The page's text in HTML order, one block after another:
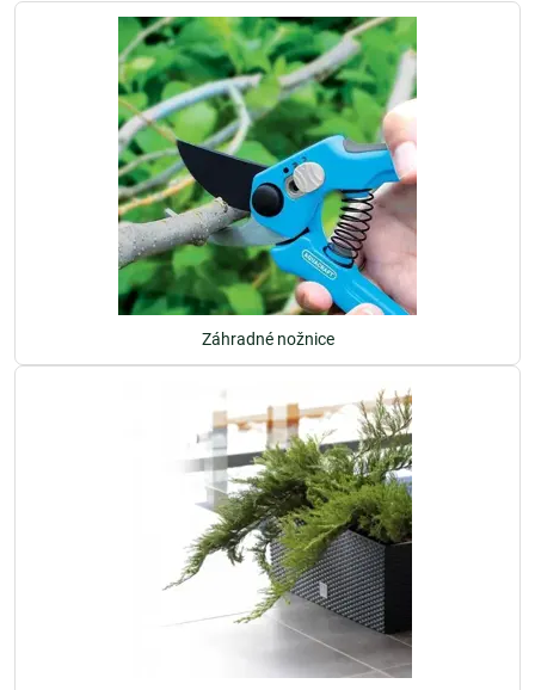
Záhradné nožnice